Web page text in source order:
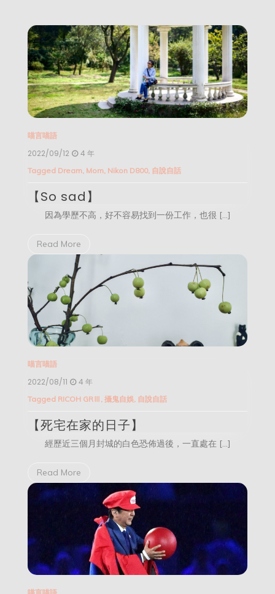
喵言喵語
2022/09/12 4 年
Tagged Dream, Mom, Nikon D800, 自說自話
【So sad】
因為學歷不高，好不容易找到一份工作，也很 […]
Read More
喵言喵語
2022/08/11 4 年
Tagged RICOH GRⅢ , 攝鬼自娛, 自說自話
【死宅在家的日子】
經歷近三個月封城的白色恐佈過後，一直處在 […]
Read More